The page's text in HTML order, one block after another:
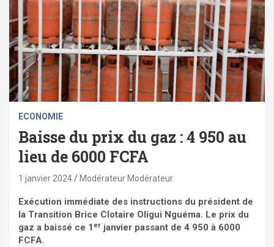
ECONOMIE
Baisse du prix du gaz : 4 950 au
lieu de 6000 FCFA
1 janvier 2024 Modérateur Modérateur
Exécution immédiate des instructions du président de
la Transition Brice Clotaire Oligui Nguéma. Le prix du
gaz a baissé ce 1 er janvier passant de 4 950 à 6000
FCFA.